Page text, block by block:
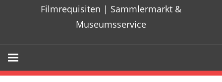
Filmrequisiten | Sammlermarkt &
Museumsservice